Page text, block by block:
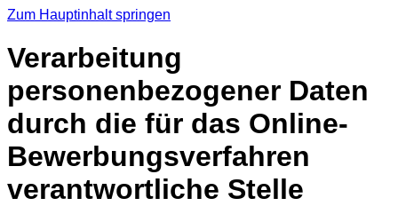
Zum Hauptinhalt springen
Verarbeitung
personenbezogener Daten
durch die für das Online-
Bewerbungsverfahren
verantwortliche Stelle